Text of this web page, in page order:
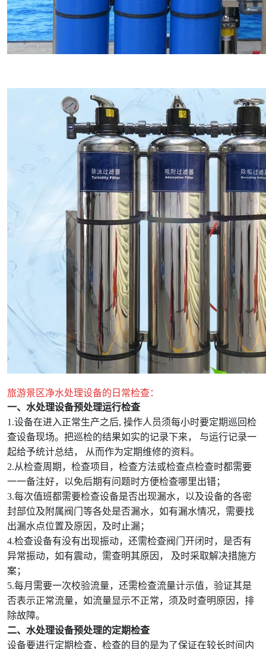
旅游景区净水处理设备的日常检查：
一、水处理设备预处理运行检查
1.设备在进入正常生产之后, 操作人员须每小时要定期巡回检
查设备现场。把巡检的结果如实的记录下来， 与运行记录一
起给予统计总结， 从而作为定期维修的资料。
2.从检查周期，检查项目，检查方法或检查点检查时都需要
一一备注好，以免后期有问题时方便检查哪里出错；
3.每次值班都需要检查设备是否出现漏水，以及设备的各密
封部位及附属阀门等各处是否漏水，如有漏水情况，需要找
出漏水点位置及原因，及时止漏；
4.检查设备有没有出现振动，还需检查阀门开闭时，是否有
异常振动，如有震动，需查明其原因， 及时采取解决措施方
案；
5.每月需要一次校验流量，还需检查流量计示值，验证其是
否表示正常流量，如流量显示不正常，须及时查明原因，排
除故障。
二、水处理设备预处理的定期检查
设备要进行定期检查，检查的目的是为了保证在较长时间内